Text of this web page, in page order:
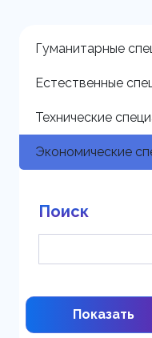
Гуманитарные
Естественные
Технические
Экономические
Поиск
Показать